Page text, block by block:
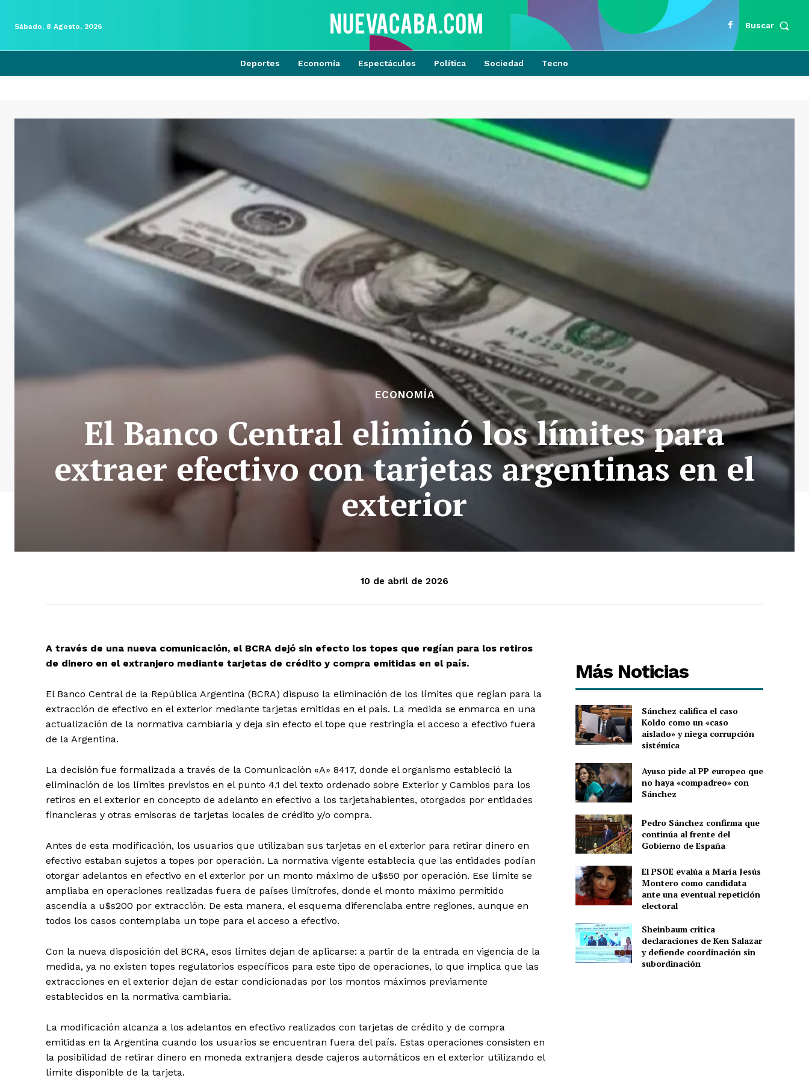
Sábado, 8 Agosto, 2026 Buscar
Deportes Economía Espectáculos Política Sociedad Tecno
ECONOMÍA
El Banco Central eliminó los límites para
extraer efectivo con tarjetas argentinas en el
exterior
10 de abril de 2026
A través de una nueva comunicación, el BCRA dejó sin efecto los topes que regían para los retiros
de dinero en el extranjero mediante tarjetas de crédito y compra emitidas en el país.
El Banco Central de la República Argentina (BCRA) dispuso la eliminación de los límites que regían para la
extracción de efectivo en el exterior mediante tarjetas emitidas en el país. La medida se enmarca en una
actualización de la normativa cambiaria y deja sin efecto el tope que restringía el acceso a efectivo fuera
de la Argentina.
La decisión fue formalizada a través de la Comunicación «A» 8417, donde el organismo estableció la
eliminación de los límites previstos en el punto 4.1 del texto ordenado sobre Exterior y Cambios para los
retiros en el exterior en concepto de adelanto en efectivo a los tarjetahabientes, otorgados por entidades
financieras y otras emisoras de tarjetas locales de crédito y/o compra.
Antes de esta modificación, los usuarios que utilizaban sus tarjetas en el exterior para retirar dinero en
efectivo estaban sujetos a topes por operación. La normativa vigente establecía que las entidades podían
otorgar adelantos en efectivo en el exterior por un monto máximo de u$s50 por operación. Ese límite se
ampliaba en operaciones realizadas fuera de países limítrofes, donde el monto máximo permitido
ascendía a u$s200 por extracción. De esta manera, el esquema diferenciaba entre regiones, aunque en
todos los casos contemplaba un tope para el acceso a efectivo.
Con la nueva disposición del BCRA, esos límites dejan de aplicarse: a partir de la entrada en vigencia de la
medida, ya no existen topes regulatorios específicos para este tipo de operaciones, lo que implica que las
extracciones en el exterior dejan de estar condicionadas por los montos máximos previamente
establecidos en la normativa cambiaria.
La modificación alcanza a los adelantos en efectivo realizados con tarjetas de crédito y de compra
emitidas en la Argentina cuando los usuarios se encuentran fuera del país. Estas operaciones consisten en
la posibilidad de retirar dinero en moneda extranjera desde cajeros automáticos en el exterior utilizando el
límite disponible de la tarjeta.
Más Noticias
Sánchez califica el caso
Koldo como un «caso
aislado» y niega corrupción
sistémica
Ayuso pide al PP europeo que
no haya «compadreo» con
Sánchez
Pedro Sánchez confirma que
continúa al frente del
Gobierno de España
El PSOE evalúa a María Jesús
Montero como candidata
ante una eventual repetición
electoral
Sheinbaum critica
declaraciones de Ken Salazar
y defiende coordinación sin
subordinación